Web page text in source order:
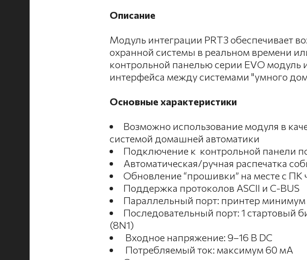
Описание
Модуль интеграции PRT3 обеспечивает
охранной системы в реальном времени
контрольной панелью серии EVO модуль
интерфейса между системами "умного
Основные характеристики
Возможно использование модуля в
системой домашней автоматики
Подключение к контрольной панели
Автоматическая/ручная распечатка
Обновление “прошивки” на месте с
Поддержка протоколов ASCII и C-BUS
Параллельный порт: принтер минимум
Последовательный порт: 1 стартовый
(8N1)
Входное напряжение: 9–16 В DC
Потребляемый ток: максимум 60 мА